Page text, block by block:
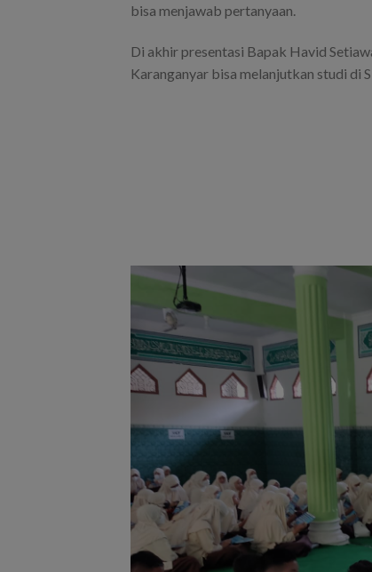
bisa menjawab pertanyaan.
Di akhir presentasi Bapak Havid
Karanganyar bisa melanjutkan studi di